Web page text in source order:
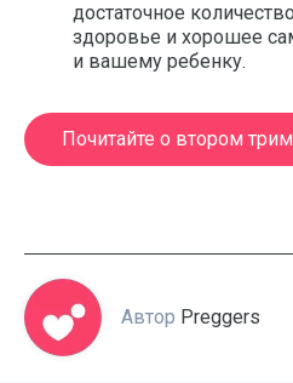
достаточное
здоровье и хорошее
и вашему ребенку.
Почитайте о втором
Автор Preggers